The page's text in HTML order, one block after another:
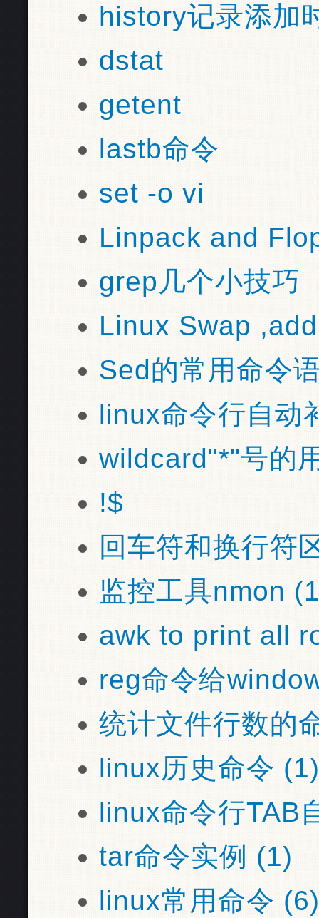
history记录添加
dstat
getent
lastb命令
set -o vi
Linpack and
grep几个小技巧
Linux Swap
Sed的常用命令
linux命令行自动
wildcard"*"号的
!$
回车符和换行符
监控工具nmon
awk to print all
reg命令给
统计文件行数的
linux历史命令 (1)
linux命令行TAB
tar命令实例 (1)
linux常用命令 (6)